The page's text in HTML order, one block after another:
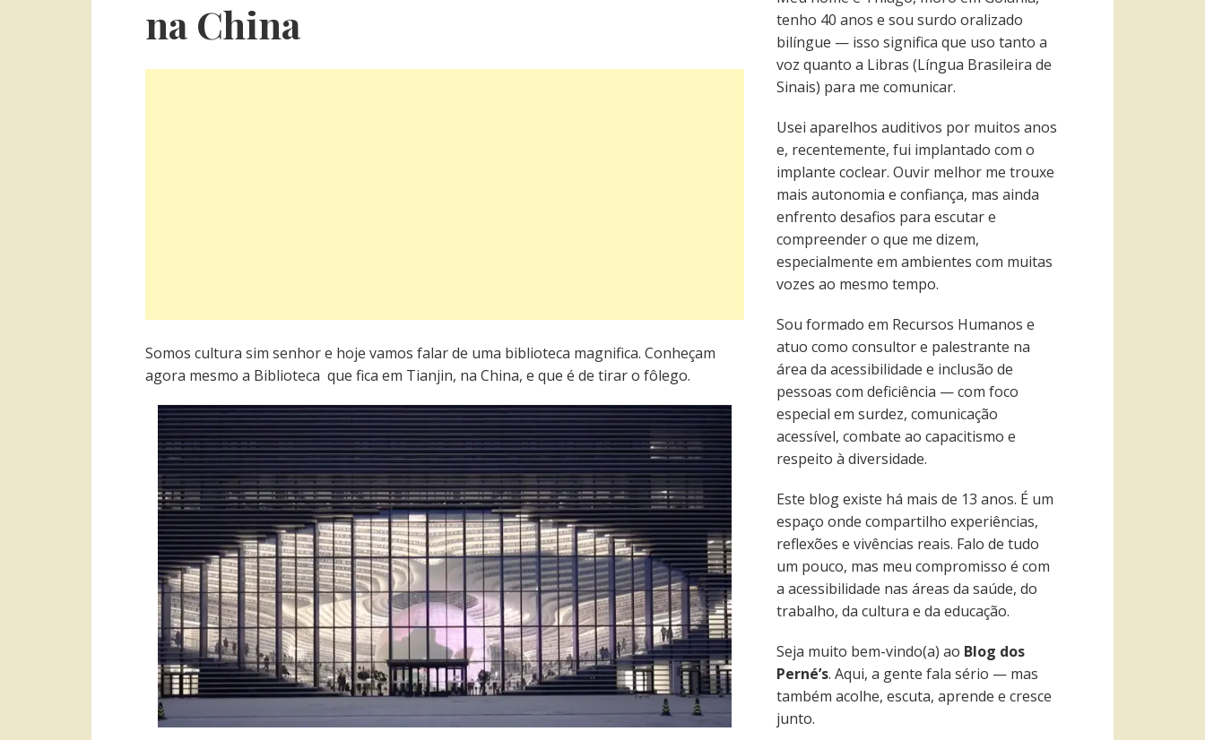
na China
Somos cultura sim senhor e hoje vamos falar de uma biblioteca magnifica. Conheçam
agora mesmo a Biblioteca que fica em Tianjin, na China, e que é de tirar o fôlego.
tenho 40 anos e sou surdo oralizado
bilíngue — isso significa que uso tanto a
voz quanto a Libras (Língua Brasileira de
Sinais) para me comunicar.
Usei aparelhos auditivos por muitos anos
e, recentemente, fui implantado com o
implante coclear. Ouvir melhor me trouxe
mais autonomia e confiança, mas ainda
enfrento desafios para escutar e
compreender o que me dizem,
especialmente em ambientes com muitas
vozes ao mesmo tempo.
Sou formado em Recursos Humanos e
atuo como consultor e palestrante na
área da acessibilidade e inclusão de
pessoas com deficiência — com foco
especial em surdez, comunicação
acessível, combate ao capacitismo e
respeito à diversidade.
Este blog existe há mais de 13 anos. É um
espaço onde compartilho experiências,
reflexões e vivências reais. Falo de tudo
um pouco, mas meu compromisso é com
a acessibilidade nas áreas da saúde, do
trabalho, da cultura e da educação.
Seja muito bem-vindo(a) ao Blog dos
Perné’s. Aqui, a gente fala sério — mas
também acolhe, escuta, aprende e cresce
junto.